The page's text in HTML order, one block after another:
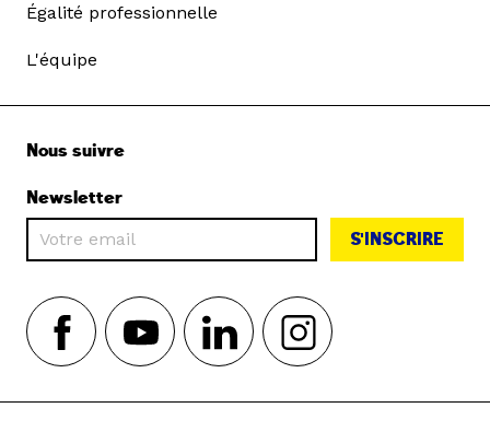
Égalité professionnelle
L'équipe
Nous suivre
Newsletter
S'INSCRIRE